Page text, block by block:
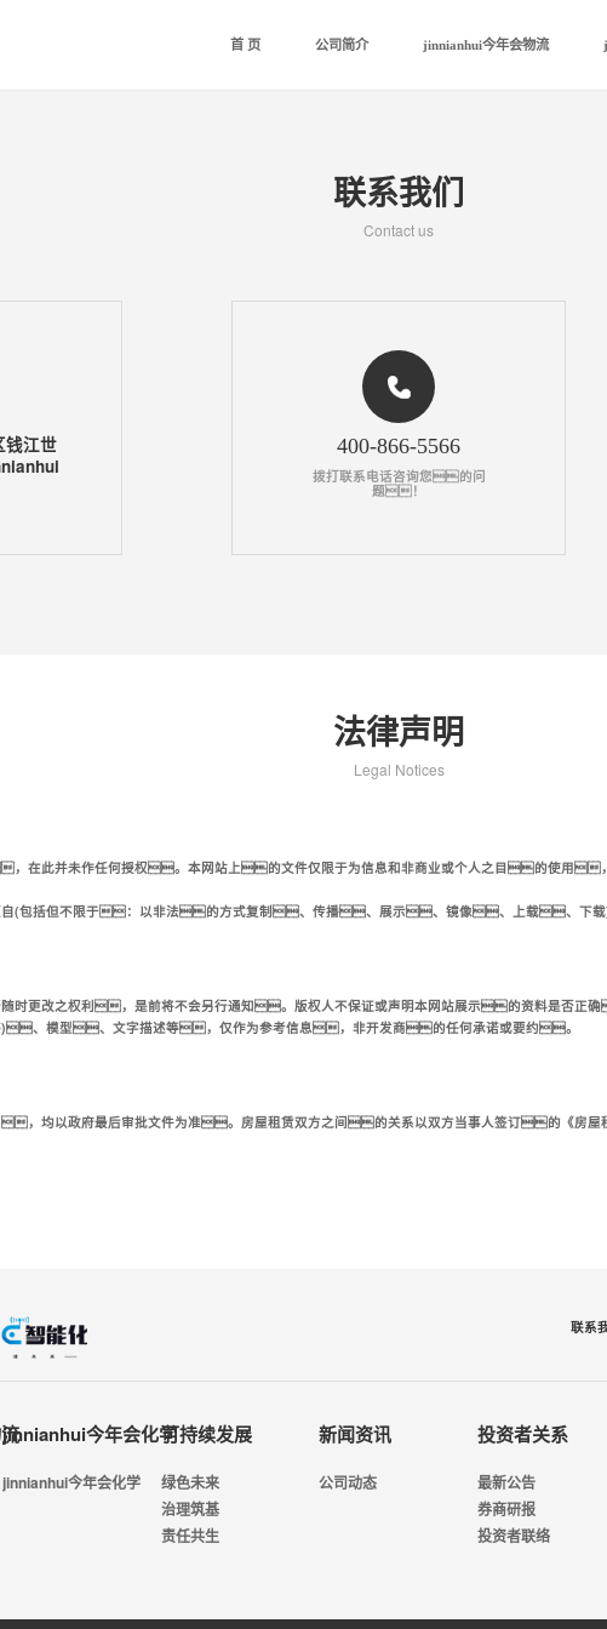
首 页 公司简介 jinnianhui今年会物流
联系我们
Contact us
钱江世
400-866-5566
拨打联系电话咨询您的问
题！
法律声明
Legal Notices
在此并未作任何授权。本网站上的文件仅限于为信息和非商业或个人之目的使用
自(包括但不限于：以非法的方式复制、传播、展示、镜像、上载、下载)
时更改之权利，是前将不会另行通知。版权人不保证或声明本网站展示的资料是否
、模型、文字描述等，仅作为参考信息，非开发商的任何承诺或要约。
，均以政府最后审批文件为准。房屋租赁双方之间的关系以双方当事人签订的《房屋
联系
jinnianhui今年会化学
jinnianhui今年会化学
可持续发展
绿色未来
治理筑基
责任共生
新闻资讯
公司动态
投资者关系
最新公告
券商研报
投资者联络